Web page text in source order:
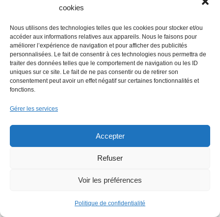
cookies
Nous utilisons des technologies telles que les cookies pour stocker et/ou
accéder aux informations relatives aux appareils. Nous le faisons pour
améliorer l’expérience de navigation et pour afficher des publicités
personnalisées. Le fait de consentir à ces technologies nous permettra de
traiter des données telles que le comportement de navigation ou les ID
uniques sur ce site. Le fait de ne pas consentir ou de retirer son
consentement peut avoir un effet négatif sur certaines fonctionnalités et
fonctions.
Gérer les services
Accepter
Refuser
Voir les préférences
Politique de confidentialité